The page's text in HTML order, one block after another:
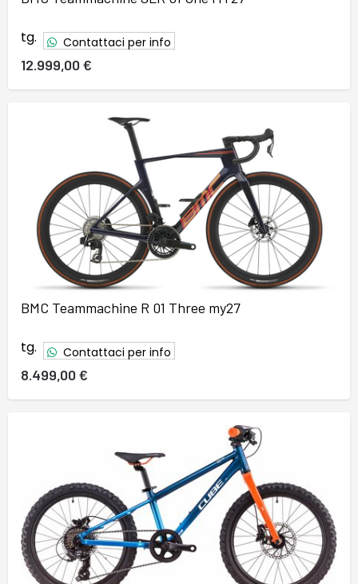
tg. Contattaci per info
12.999,00 €
BMC Teammachine R 01 Three my27
tg. Contattaci per info
8.499,00 €